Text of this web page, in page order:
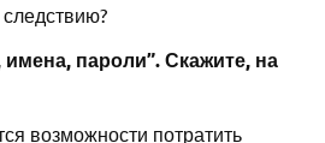
следствию?
пароли”. Скажите, на
возможности потратить